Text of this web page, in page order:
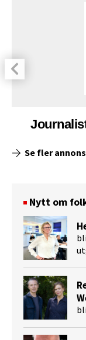
Se fler
Nytt om